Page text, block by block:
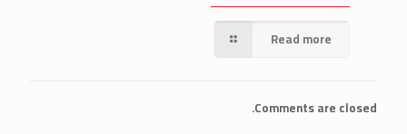
Read more
Comments are closed.